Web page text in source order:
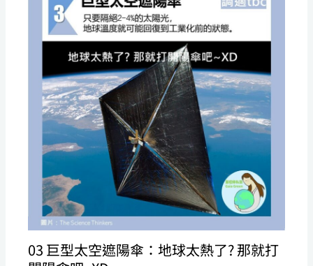
03 巨型太空遮陽傘：地球太熱了? 那就打